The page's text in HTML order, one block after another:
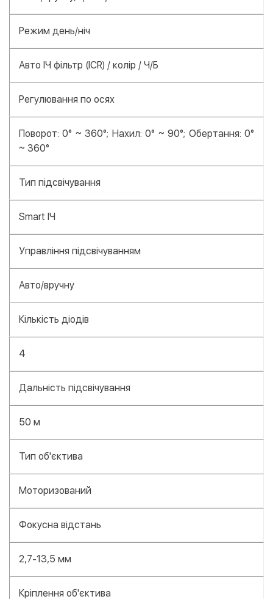
Режим день/ніч
Авто ІЧ фільтр (ICR) / колір / Ч/Б
Регулювання по осях
Поворот: 0° ~ 360°; Нахил: 0° ~ 90°; Обертання: 0°
~ 360°
Тип підсвічування
Smart ІЧ
Управління підсвічуванням
Авто/вручну
Кількість діодів
4
Дальність підсвічування
50 м
Тип об'єктива
Моторизований
Фокусна відстань
2,7-13,5 мм
Кріплення об'єктива